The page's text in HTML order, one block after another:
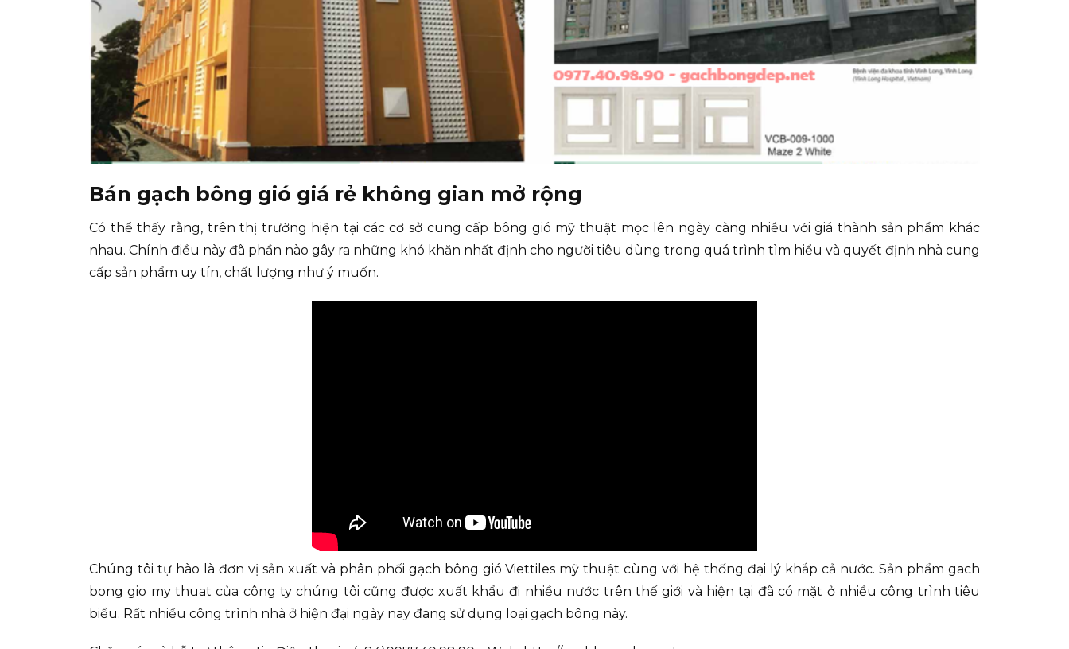
Bán gạch bông gió giá rẻ không gian mở rộng
Có thể thấy rằng, trên thị trường hiện tại các cơ sở cung cấp bông gió mỹ thuật mọc lên ngày càng nhiều với giá thành sản phẩm khác
nhau. Chính điều này đã phần nào gây ra những khó khăn nhất định cho người tiêu dùng trong quá trình tìm hiểu và quyết định nhà cung
cấp sản phẩm uy tín, chất lượng như ý muốn.
Chúng tôi tự hào là đơn vị sản xuất và phân phối gạch bông gió Viettiles mỹ thuật cùng với hệ thống đại lý khắp cả nước. Sản phẩm gach
bong gio my thuat của công ty chúng tôi cũng được xuất khẩu đi nhiều nước trên thế giới và hiện tại đã có mặt ở nhiều công trình tiêu
biểu. Rất nhiều công trình nhà ở hiện đại ngày nay đang sử dụng loại gạch bông này.